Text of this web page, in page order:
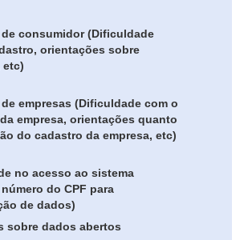
consumidor (Dificuldade
orientações sobre
etc)
empresas (Dificuldade com o
empresa, orientações quanto
do cadastro da empresa, etc)
no acesso ao sistema
do CPF para
de dados)
sobre dados abertos